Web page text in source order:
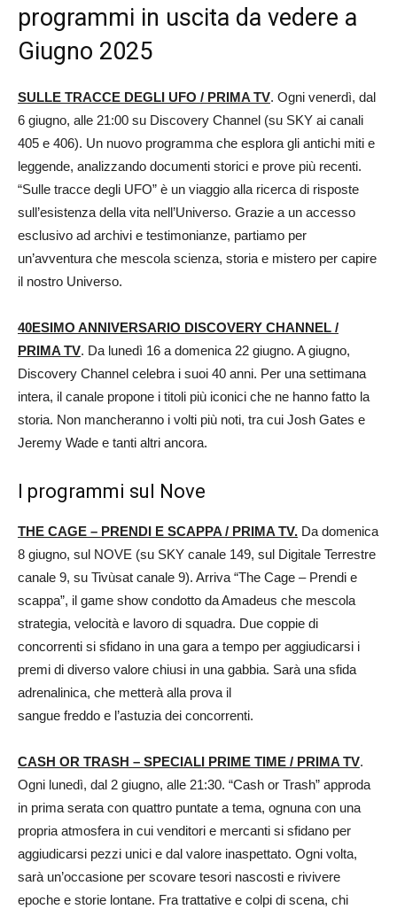
programmi in uscita da vedere a
Giugno 2025
SULLE TRACCE DEGLI UFO / PRIMA TV. Ogni venerdì, dal
6 giugno, alle 21:00 su Discovery Channel (su SKY ai canali
405 e 406). Un nuovo programma che esplora gli antichi miti e
leggende, analizzando documenti storici e prove più recenti.
“Sulle tracce degli UFO” è un viaggio alla ricerca di risposte
sull’esistenza della vita nell’Universo. Grazie a un accesso
esclusivo ad archivi e testimonianze, partiamo per
un’avventura che mescola scienza, storia e mistero per capire
il nostro Universo.
40ESIMO ANNIVERSARIO DISCOVERY CHANNEL /
PRIMA TV. Da lunedì 16 a domenica 22 giugno. A giugno,
Discovery Channel celebra i suoi 40 anni. Per una settimana
intera, il canale propone i titoli più iconici che ne hanno fatto la
storia. Non mancheranno i volti più noti, tra cui Josh Gates e
Jeremy Wade e tanti altri ancora.
I programmi sul Nove
THE CAGE – PRENDI E SCAPPA / PRIMA TV. Da domenica
8 giugno, sul NOVE (su SKY canale 149, sul Digitale Terrestre
canale 9, su Tivùsat canale 9). Arriva “The Cage – Prendi e
scappa”, il game show condotto da Amadeus che mescola
strategia, velocità e lavoro di squadra. Due coppie di
concorrenti si sfidano in una gara a tempo per aggiudicarsi i
premi di diverso valore chiusi in una gabbia. Sarà una sfida
adrenalinica, che metterà alla prova il
sangue freddo e l’astuzia dei concorrenti.
CASH OR TRASH – SPECIALI PRIME TIME / PRIMA TV.
Ogni lunedì, dal 2 giugno, alle 21:30. “Cash or Trash” approda
in prima serata con quattro puntate a tema, ognuna con una
propria atmosfera in cui venditori e mercanti si sfidano per
aggiudicarsi pezzi unici e dal valore inaspettato. Ogni volta,
sarà un’occasione per scovare tesori nascosti e rivivere
epoche e storie lontane. Fra trattative e colpi di scena, chi